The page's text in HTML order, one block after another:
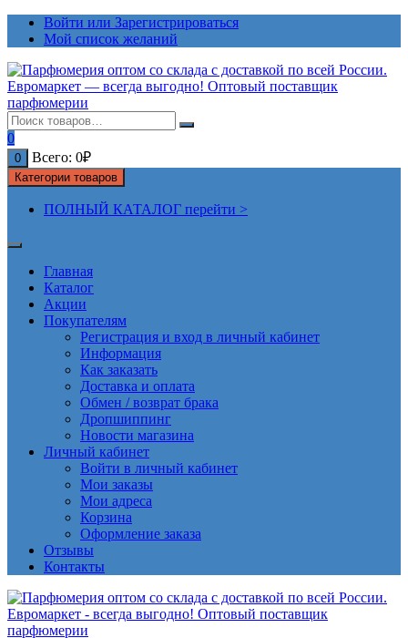
ПерейтиВойти или Зарегистрироваться
Мой список желаний
0
0 Всего: 0₽
Категории товаров
ПОЛНЫЙ КАТАЛОГ перейти >
Главная
Каталог
Акции
Покупателям
Регистрация и вход в личный кабинет
Информация
Как заказать
Доставка и оплата
Обмен / возврат брака
Дропшиппинг
Новости магазина
Личный кабинет
Войти в личный кабинет
Мои заказы
Мои адреса
Корзина
Оформление заказа
Отзывы
Контакты